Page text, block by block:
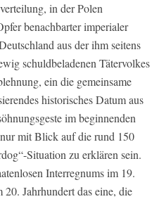
in der Polen
benachbarter imperialer
aus der ihm seitens
schuldbeladenen Tätervolkes
ein die gemeinsame
historisches Datum aus
im beginnenden
mit Blick auf die rund 150
Situation zu erklären sein.
Interregnums im 19.
Jahrhundert das eine, die